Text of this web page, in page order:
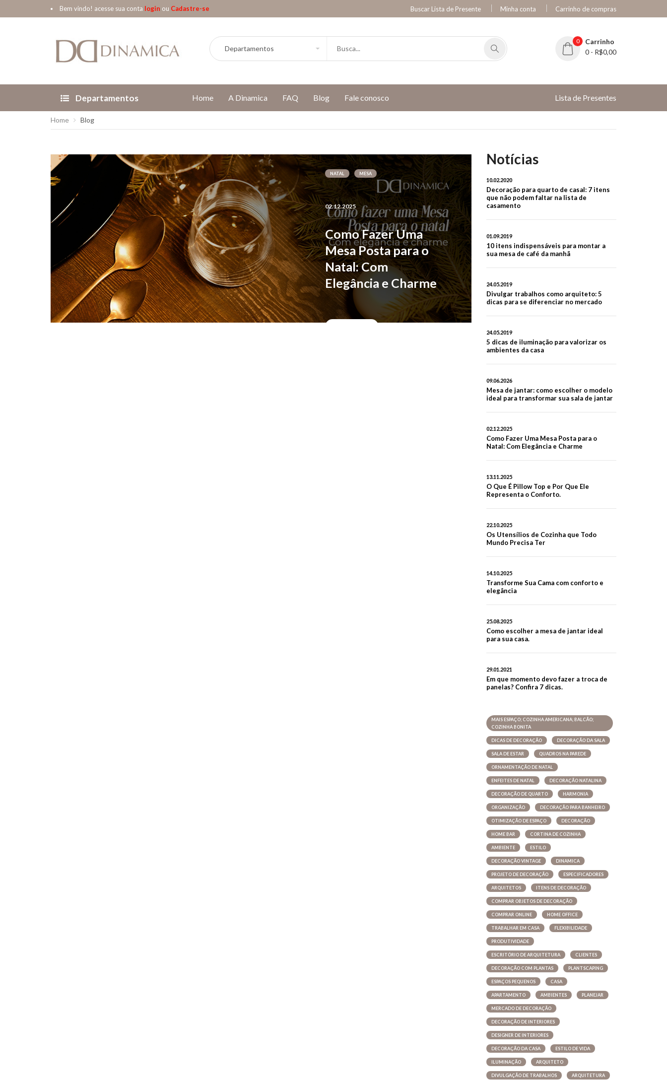
Bem vindo! acesse sua conta login ou Cadastre-se Buscar Lista de Presente Minha conta Carrinho de compras
0
Carrinho
0 - R$0,00
Departamentos Home A Dinamica FAQ Blog Fale conosco Lista de Presentes
Home Blog
NATAL MESA
02.12.2025
Como Fazer Uma
Mesa Posta para o
Natal: Com
Elegância e Charme
Notícias
10.02.2020
Decoração para quarto de casal: 7 itens
que não podem faltar na lista de
casamento
01.09.2019
10 itens indispensáveis para montar a
sua mesa de café da manhã
24.05.2019
Divulgar trabalhos como arquiteto: 5
dicas para se diferenciar no mercado
24.05.2019
5 dicas de iluminação para valorizar os
ambientes da casa
09.06.2026
Mesa de jantar: como escolher o modelo
ideal para transformar sua sala de jantar
02.12.2025
Como Fazer Uma Mesa Posta para o
Natal: Com Elegância e Charme
13.11.2025
O Que É Pillow Top e Por Que Ele
Representa o Conforto.
22.10.2025
Os Utensílios de Cozinha que Todo
Mundo Precisa Ter
14.10.2025
Transforme Sua Cama com conforto e
elegância
25.08.2025
Como escolher a mesa de jantar ideal
para sua casa.
29.01.2021
Em que momento devo fazer a troca de
panelas? Confira 7 dicas.
MAIS ESPAÇO; COZINHA AMERICANA; BALCÃO;
COZINHA BONITA
DICAS DE DECORAÇÃO DECORAÇÃO DA SALA
SALA DE ESTAR QUADROS NA PAREDE
ORNAMENTAÇÃO DE NATAL
ENFEITES DE NATAL DECORAÇÃO NATALINA
DECORAÇÃO DE QUARTO HARMONIA
ORGANIZAÇÃO DECORAÇÃO PARA BANHEIRO
OTIMIZAÇÃO DE ESPAÇO DECORAÇÃO
HOME BAR CORTINA DE COZINHA
AMBIENTE ESTILO
DECORAÇÃO VINTAGE DINAMICA
PROJETO DE DECORAÇÃO ESPECIFICADORES
ARQUITETOS ITENS DE DECORAÇÃO
COMPRAR OBJETOS DE DECORAÇÃO
COMPRAR ONLINE HOME OFFICE
TRABALHAR EM CASA FLEXIBILIDADE
PRODUTIVIDADE
ESCRITÓRIO DE ARQUITETURA CLIENTES
DECORAÇÃO COM PLANTAS PLANTSCAPING
ESPAÇOS PEQUENOS CASA
APARTAMENTO AMBIENTES PLANEJAR
MERCADO DE DECORAÇÃO
DECORAÇÃO DE INTERIORES
DESIGNER DE INTERIORES
DECORAÇÃO DA CASA ESTILO DE VIDA
ILUMINAÇÃO ARQUITETO
DIVULGAÇÃO DE TRABALHOS ARQUITETURA